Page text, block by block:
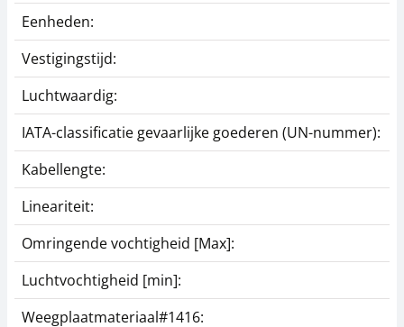
Eenheden:
Vestigingstijd:
Luchtwaardig:
IATA-classificatie gevaarlijke goederen (UN-nummer):
Kabellengte:
Lineariteit:
Omringende vochtigheid [Max]:
Luchtvochtigheid [min]:
Weegplaatmateriaal#1416: